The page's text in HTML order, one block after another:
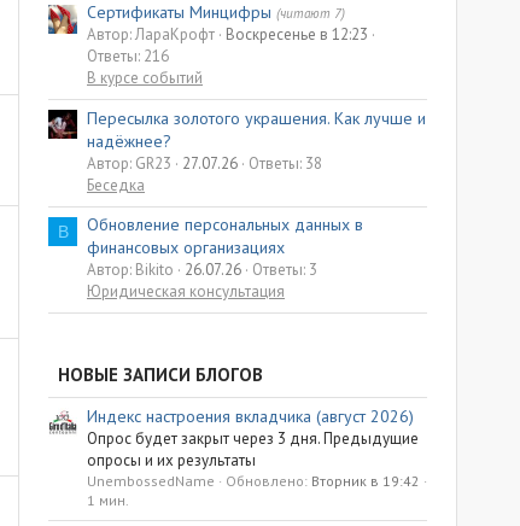
Сертификаты Минцифры (читают 7)
Автор: ЛараКрофт Воскресенье в 12:23
Ответы: 216
В курсе событий
Пересылка золотого украшения. Как лучше и
надёжнее?
Автор: GR23 27.07.26 Ответы: 38
Беседка
B
Обновление персональных данных в
финансовых организациях
Автор: Bikito 26.07.26 Ответы: 3
Юридическая консультация
НОВЫЕ ЗАПИСИ БЛОГОВ
Индекс настроения вкладчика (август 2026)
Опрос будет закрыт через 3 дня. Предыдущие
опросы и их результаты
UnembossedName Обновлено: Вторник в 19:42
1 мин.